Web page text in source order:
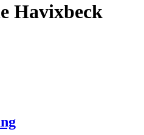
Havixbeck